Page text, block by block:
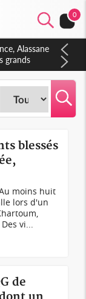
0
Alassane
grands
prospère
blessés
moins huit
lors d'un
vi...
de